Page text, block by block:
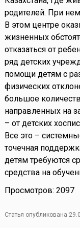
родителей. При
В этом центре
жизненных
отказаться от
ряд детских
помощи детям с
физических
большое
направленных на
– от детских
Все это –
точечная
детям требуются
средства на
Просмотров: 2097
Статья опубликована